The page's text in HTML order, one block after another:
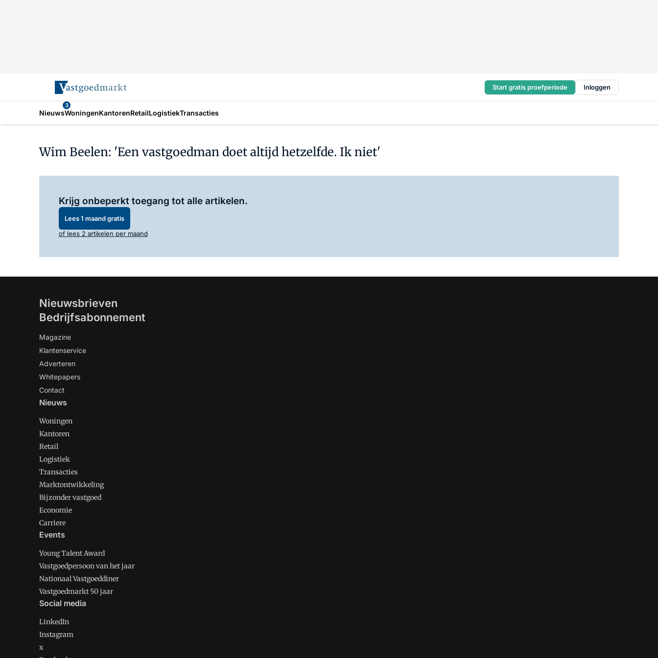
Start gratis proefperiode Inloggen
Nieuws
3
WoningenKantorenRetailLogistiekTransacties
Wim Beelen: 'Een vastgoedman doet altijd hetzelfde. Ik niet'
Krijg onbeperkt toegang tot alle artikelen.
Lees 1 maand gratis
of lees 2 artikelen per maand
Nieuwsbrieven
Bedrijfsabonnement
Magazine
Klantenservice
Adverteren
Whitepapers
Contact
Nieuws
Woningen
Kantoren
Retail
Logistiek
Transacties
Marktontwikkeling
Bijzonder vastgoed
Economie
Carriere
Events
Young Talent Award
Vastgoedpersoon van het jaar
Nationaal Vastgoeddiner
Vastgoedmarkt 50 jaar
Social media
LinkedIn
Instagram
x